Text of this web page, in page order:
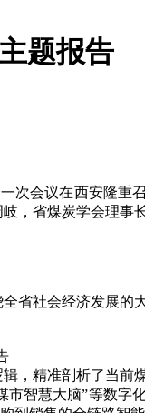
题报告
会议在西安隆重
，省煤炭学会理事
社会经济发展的
精准剖析了当前
智慧大脑”等数字